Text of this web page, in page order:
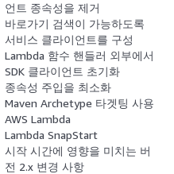
언트 종속성을 제거
바로가기 검색이 가능하도록
서비스 클라이언트를 구성
Lambda 함수 핸들러 외부에서
SDK 클라이언트 초기화
종속성 주입을 최소화
Maven Archetype 타겟팅 사용
AWS Lambda
Lambda SnapStart
시작 시간에 영향을 미치는 버
전 2.x 변경 사항